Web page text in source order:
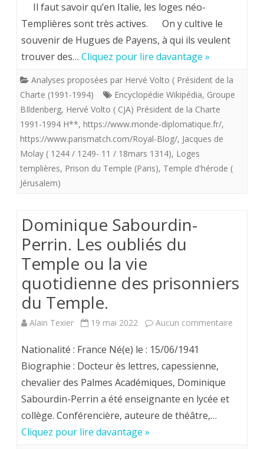
De
des
loges
Italie.
Il faut savoir qu’en Italie, les loges néo-
Templières sont très actives. On y cultive le
souvenir de Hugues de Payens, à qui ils veulent
trouver des… Cliquez pour lire davantage »
Analyses proposées par Hervé Volto ( Président de la
Charte (1991-1994)
Encyclopédie Wikipédia, Groupe
BIldenberg, Hervé Volto ( CJA) Président de la Charte
1991-1994 H**, https://www.monde-diplomatique.fr/,
https://www.parismatch.com/Royal-Blog/, Jacques de
Molay ( 1244 / 1249- 11 / 18mars 1314), Loges
templières, Prison du Temple (Paris), Temple d'hérode (
Jérusalem)
Dominique Sabourdin-
Perrin. Les oubliés du
Temple ou la vie
quotidienne des prisonniers
du Temple.
Alain Texier 19 mai 2022 Aucun commentaire
Nationalité : France Né(e) le : 15/06/1941
Biographie : Docteur ès lettres, capessienne,
chevalier des Palmes Académiques, Dominique
Sabourdin-Perrin a été enseignante en lycée et
collège. Conférencière, auteure de théâtre,…
Cliquez pour lire davantage »